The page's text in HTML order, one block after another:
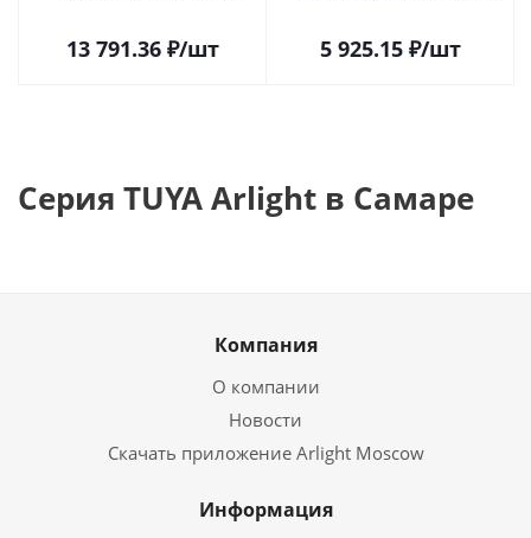
13 791.36₽/шт 5 925.15₽/шт
Серия TUYA Arlight в Самаре
Компания
О компании
Новости
Скачать приложение Arlight Moscow
Информация